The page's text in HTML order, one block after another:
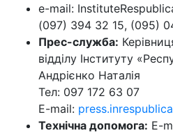
e-mail:
(097) 394 32 15, (095)
Прес-служба:
відділу Інституту
Андрієнко Наталія
Тел: 097 172 63 07
E-mail:
Технічна допомога: E-